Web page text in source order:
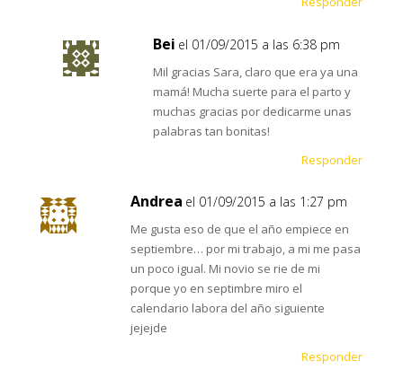
Bei el 01/09/2015 a las 6:38 pm
Mil gracias Sara, claro que era ya una
mamá! Mucha suerte para el parto y
muchas gracias por dedicarme unas
palabras tan bonitas!
Responder
Andrea el 01/09/2015 a las 1:27 pm
Me gusta eso de que el año empiece en
septiembre… por mi trabajo, a mi me pasa
un poco igual. Mi novio se rie de mi
porque yo en septimbre miro el
calendario labora del año siguiente
jejejde
Responder